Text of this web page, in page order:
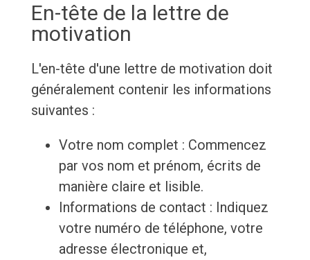
En-tête de la lettre de
motivation
L'en-tête d'une lettre de motivation doit
généralement contenir les informations
suivantes :
Votre nom complet : Commencez
par vos nom et prénom, écrits de
manière claire et lisible.
Informations de contact : Indiquez
votre numéro de téléphone, votre
adresse électronique et,